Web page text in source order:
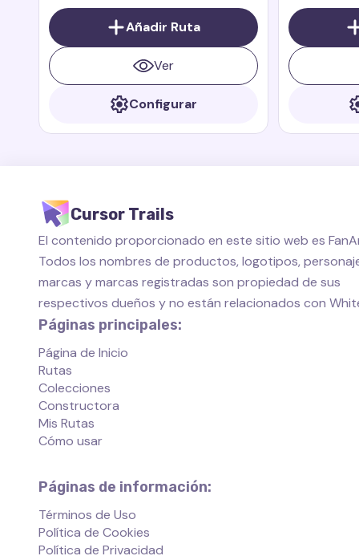
personalizado inspirado en el
personaje Zeppla del programa
Dragons: Rescue Riders. Zeppla es un
dragón pequeño, rápido y valiente que
siempre está listo para ayudar a sus
amigos.
Añadir Ruta
Ver
Configurar
en el
animada
Cursor Trails
El contenido proporcionado en este sitio web es
Todos los nombres de productos, logotipos,
marcas y marcas registradas son propiedad de sus
respectivos dueños y no están relacionados con
Páginas principales:
Página de Inicio
Rutas
Colecciones
Constructora
Mis Rutas
Cómo usar
Páginas de información:
Términos de Uso
Política de Cookies
Política de Privacidad